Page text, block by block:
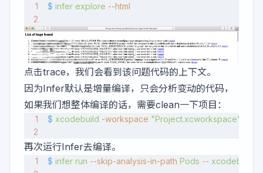
$ infer explore --html
点击trace，我们会看到该问题代码的上下文。
因为Infer默认是增量编译，只会分析变动的代码，
如果我们想整体编译的话，需要clean一下项目：
$ xcodebuild -workspace "Project.xcworkspace"
再次运行Infer去编译。
$ infer run --skip-analysis-in-path Pods -- xcodebuild